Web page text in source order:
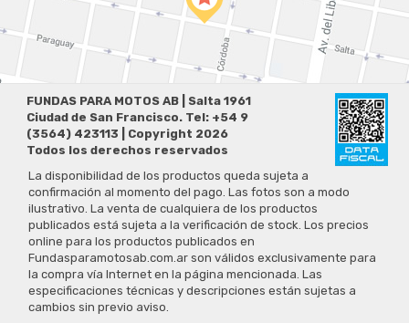
FUNDAS PARA MOTOS AB | Salta 1961
Ciudad de San Francisco. Tel: +54 9
(3564) 423113 | Copyright 2026
Todos los derechos reservados
La disponibilidad de los productos queda sujeta a
confirmación al momento del pago. Las fotos son a modo
ilustrativo. La venta de cualquiera de los productos
publicados está sujeta a la verificación de stock. Los precios
online para los productos publicados en
Fundasparamotosab.com.ar son válidos exclusivamente para
la compra vía Internet en la página mencionada. Las
especificaciones técnicas y descripciones están sujetas a
cambios sin previo aviso.
Preguntas Frecuentes